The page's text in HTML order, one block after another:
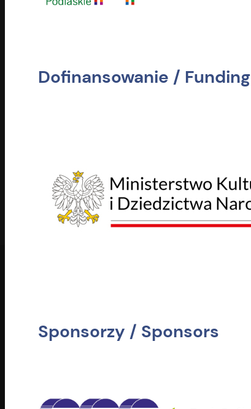
Dofinansowanie / Funding
Sponsorzy / Sponsors